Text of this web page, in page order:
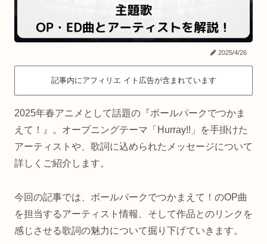
2025/4/26
記事内にアフィリエ イト広告が含まれています
2025年春アニメとして話題の『ボールパークでつかま
えて！』。オープニングテーマ「Hurray!!」を手掛けた
アーティストや、歌詞に込められたメッセージについて
詳しくご紹介します。
今回の記事では、ボールパークでつかまえて！のOP曲
を担当するアーティスト情報、そして作品とのリンクを
感じさせる歌詞の魅力について掘り下げていきます。